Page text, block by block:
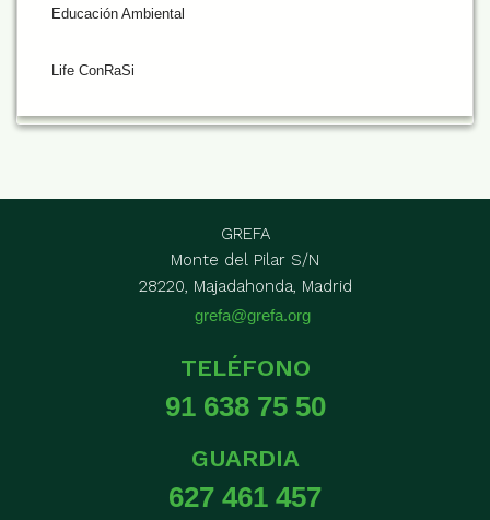
Educación Ambiental
Life ConRaSi
GREFA
Monte del Pilar S/N
28220, Majadahonda, Madrid
grefa@grefa.org
TELÉFONO
91 638 75 50
GUARDIA
627 461 457